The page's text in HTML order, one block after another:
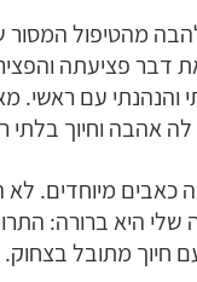
מהטיפול
דבר פציעתה
והנהנתי עם ראשי.
אהבה וחיוך בלתי
כאבים מיוחדים.
שלי היא ברורה:
מתובל בצחוק.